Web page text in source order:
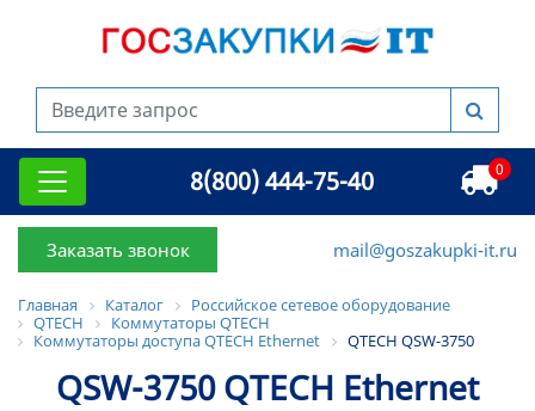
8(800) 444-75-40 0
Заказать звонок mail@goszakupki-it.ru
Главная Каталог
Российское сетевое оборудование
QTECH
Коммутаторы QTECH
Коммутаторы доступа QTECH Ethernet
QTECH QSW-3750
QSW-3750 QTECH Ethernet